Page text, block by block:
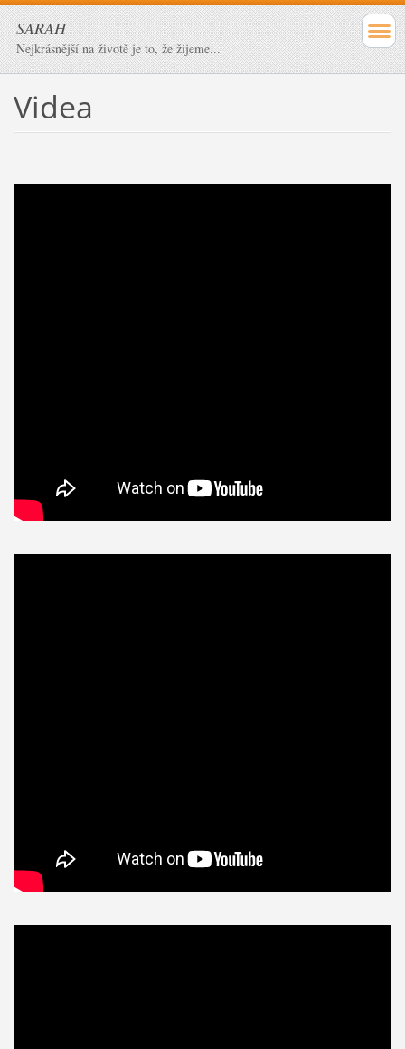
SARAH
Nejkrásnější na životě je to, že žijeme...
Videa